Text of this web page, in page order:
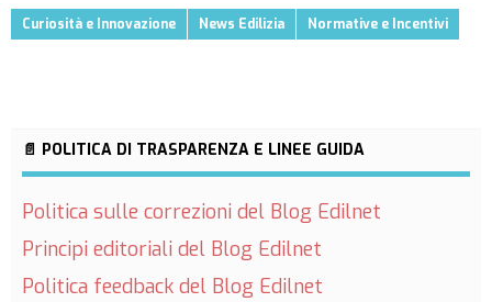
Curiosità e Innovazione News Edilizia Normative e Incentivi
📄 POLITICA DI TRASPARENZA E LINEE GUIDA
Politica sulle correzioni del Blog Edilnet
Principi editoriali del Blog Edilnet
Politica feedback del Blog Edilnet